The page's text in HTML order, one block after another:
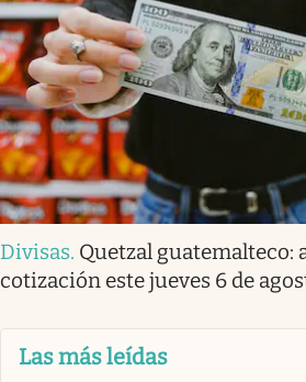
Divisas. Quetzal guatemalteco:
cotización este jueves 6 de
Las más leídas